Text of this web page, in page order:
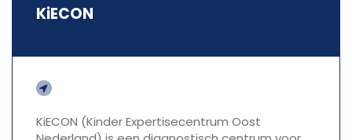
KiECON
KiECON (Kinder Expertisecentrum Oost